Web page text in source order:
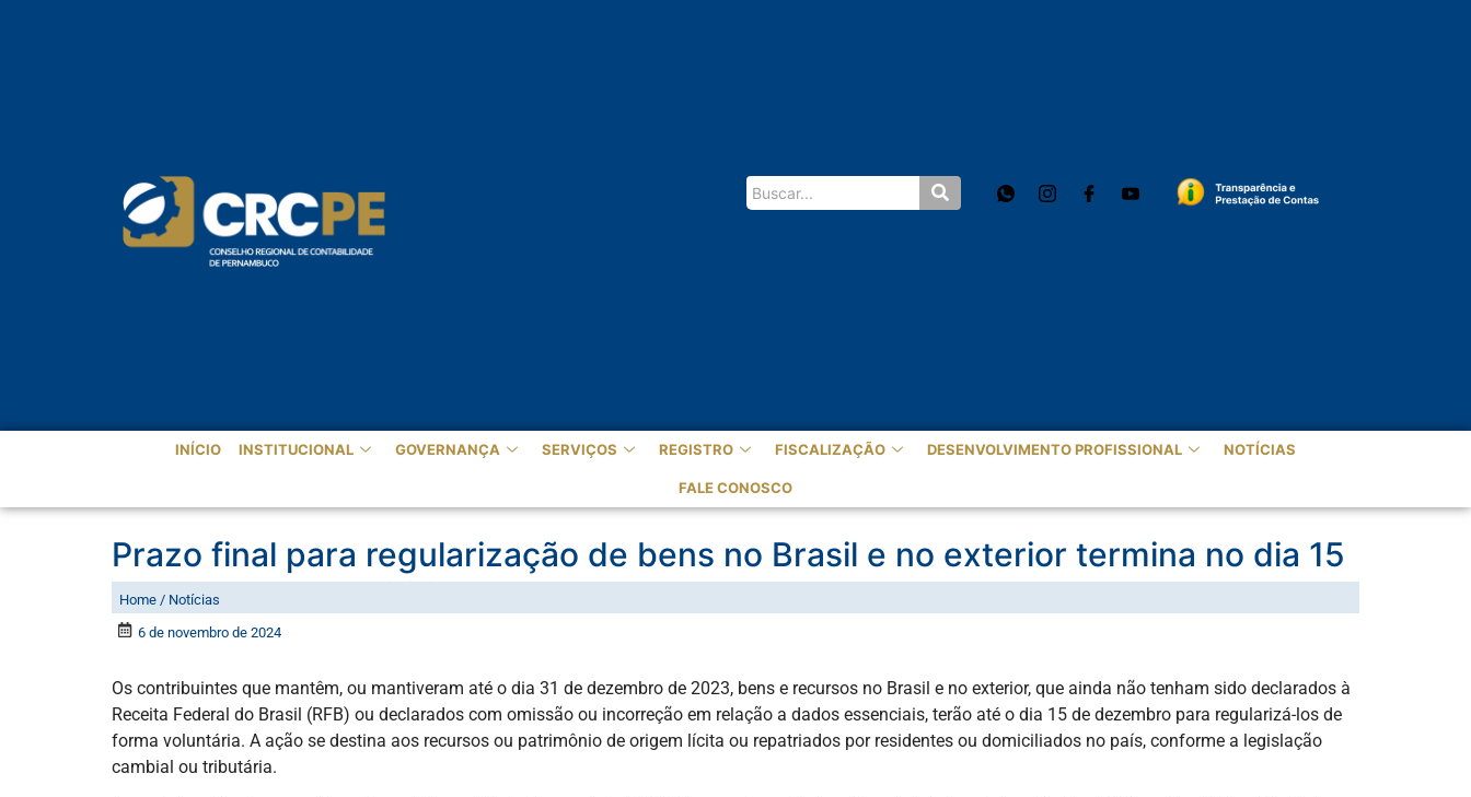
INÍCIO INSTITUCIONAL GOVERNANÇA SERVIÇOS REGISTRO FISCALIZAÇÃO DESENVOLVIMENTO PROFISSIONAL NOTÍCIAS
FALE CONOSCO
Prazo final para regularização de bens no Brasil e no exterior termina no dia 15
de dezembro de 2024
Home / Notícias
6 de novembro de 2024
Os contribuintes que mantêm, ou mantiveram até o dia 31 de dezembro de 2023, bens e recursos no Brasil e no exterior, que ainda não tenham sido declarados à
Receita Federal do Brasil (RFB) ou declarados com omissão ou incorreção em relação a dados essenciais, terão até o dia 15 de dezembro para regularizá-los de
forma voluntária. A ação se destina aos recursos ou patrimônio de origem lícita ou repatriados por residentes ou domiciliados no país, conforme a legislação
cambial ou tributária.